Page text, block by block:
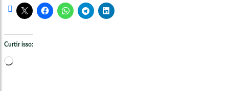
Curtir isso:
Carregando...